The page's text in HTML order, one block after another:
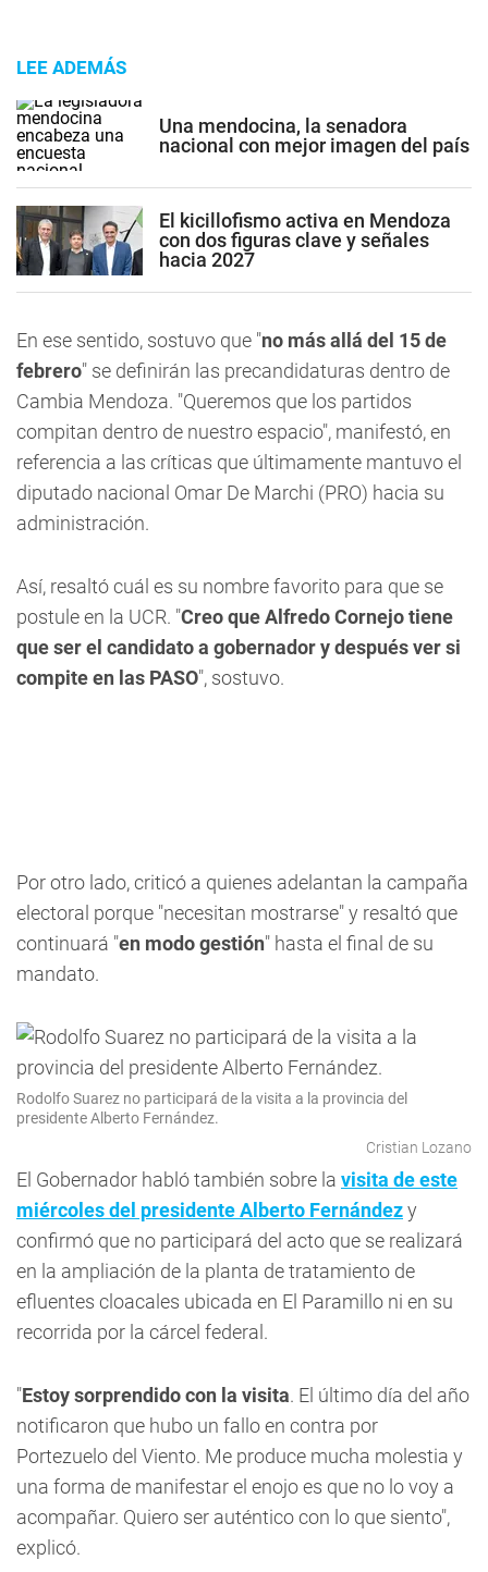
LEE ADEMÁS
Una mendocina, la senadora
nacional con mejor imagen del país
El kicillofismo activa en Mendoza
con dos figuras clave y señales
hacia 2027
En ese sentido, sostuvo que "no más allá del 15 de
febrero" se definirán las precandidaturas dentro de
Cambia Mendoza. "Queremos que los partidos
compitan dentro de nuestro espacio", manifestó, en
referencia a las críticas que últimamente mantuvo el
diputado nacional Omar De Marchi (PRO) hacia su
administración.
Así, resaltó cuál es su nombre favorito para que se
postule en la UCR. "Creo que Alfredo Cornejo tiene
que ser el candidato a gobernador y después ver si
compite en las PASO", sostuvo.
Por otro lado, criticó a quienes adelantan la campaña
electoral porque "necesitan mostrarse" y resaltó que
continuará "en modo gestión" hasta el final de su
mandato.
Rodolfo Suarez no participará de la visita a la provincia del
presidente Alberto Fernández.
Cristian Lozano
El Gobernador habló también sobre la visita de este
miércoles del presidente Alberto Fernándezy
confirmó que no participará del acto que se realizará
en la ampliación de la planta de tratamiento de
efluentes cloacales ubicada en El Paramillo ni en su
recorrida por la cárcel federal.
"Estoy sorprendido con la visita. El último día del año
notificaron que hubo un fallo en contra por
Portezuelo del Viento. Me produce mucha molestia y
una forma de manifestar el enojo es que no lo voy a
acompañar. Quiero ser auténtico con lo que siento",
explicó.